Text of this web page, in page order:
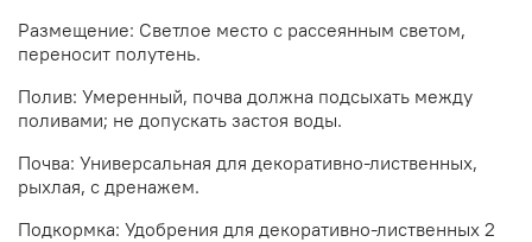
Размещение: Светлое место с рассеянным светом,
переносит полутень.
Полив: Умеренный, почва должна подсыхать между
поливами; не допускать застоя воды.
Почва: Универсальная для декоративно-лиственных,
рыхлая, с дренажем.
Подкормка: Удобрения для декоративно-лиственных 2